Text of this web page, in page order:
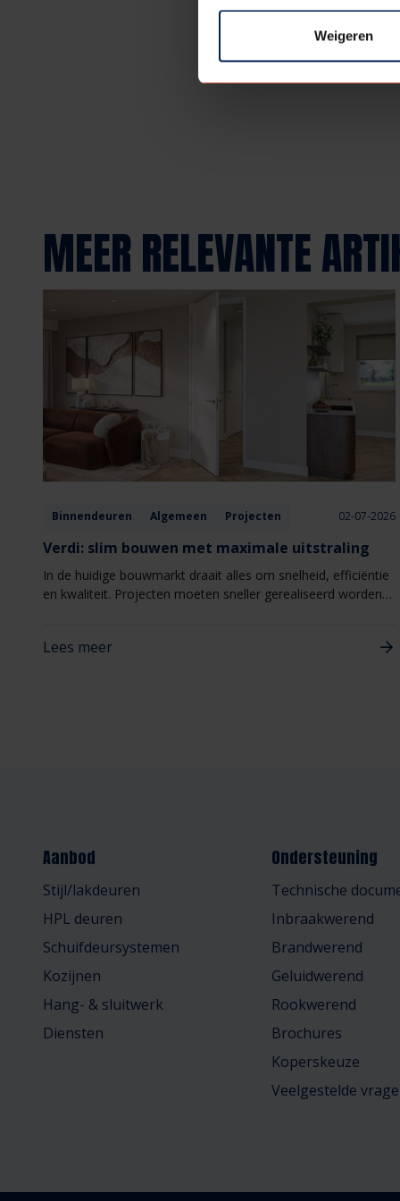
Weigeren
Terug naar overzicht
MEER RELEVANTE
Binnendeuren Algemeen Projecten 02-07-2026
Verdi: slim bouwen met maximale uitstraling
In de huidige bouwmarkt draait alles om snelheid, efficiëntie
en kwaliteit. Projecten moeten sneller gerealiseerd worden,
binnen nieuwbouw- en woningbouwprojecten. Verdi
Lees meer
Aanbod
Stijl/lakdeuren
HPL deuren
Schuifdeursystemen
Kozijnen
Hang- & sluitwerk
Diensten
Ondersteuning
Technische
Inbraakwerend
Brandwerend
Geluidwerend
Rookwerend
Brochures
Koperskeuze
Veelgestelde